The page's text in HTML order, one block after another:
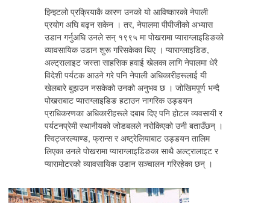
झ्न्झ्टिलो प्रक्रियाकै कारण उनको यो आविष्कारको नेपाली
प्रयोग अघि बढ्न सकेन । तर, नेपालमा पीपीजीको अभ्यास
उडान गर्नुअघि उनले सन् १९९५ मा पोखरामा प्याराग्लाइडिङको
व्यावसायिक उडान शुरू गरिसकेका थिए । प्याराग्लाइडिङ,
अल्ट्रालाइट जस्ता साहसिक हवाई खेलका लागि नेपालमा धेरै
विदेशी पर्यटक आउने गरे पनि नेपाली अधिकारीहरूलाई यी
खेलबारे बुझउन नसकेको उनको अनुभव छ । जोखिमपूर्ण भन्दै
पोखराबाट प्याराग्लाइडिङ हटाउन नागरिक उड्डयन
प्राधिकरणका अधिकारीहरूले दबाब दिए पनि होटल व्यवसायी र
पर्यटनप्रेमी स्थानीयको जोडबलले नरोकिएको उनी बताउँछन् ।
स्विट्जरल्याण्ड, फ्रान्स र अष्ट्रेलियाबाट उड्डयन तालिम
लिएका उनले पोखरामा प्याराग्लाइडिङका साथै अल्ट्रालाइट र
प्यारामोटरको व्यावसायिक उडान सञ्चालन गरिरहेका छन् ।